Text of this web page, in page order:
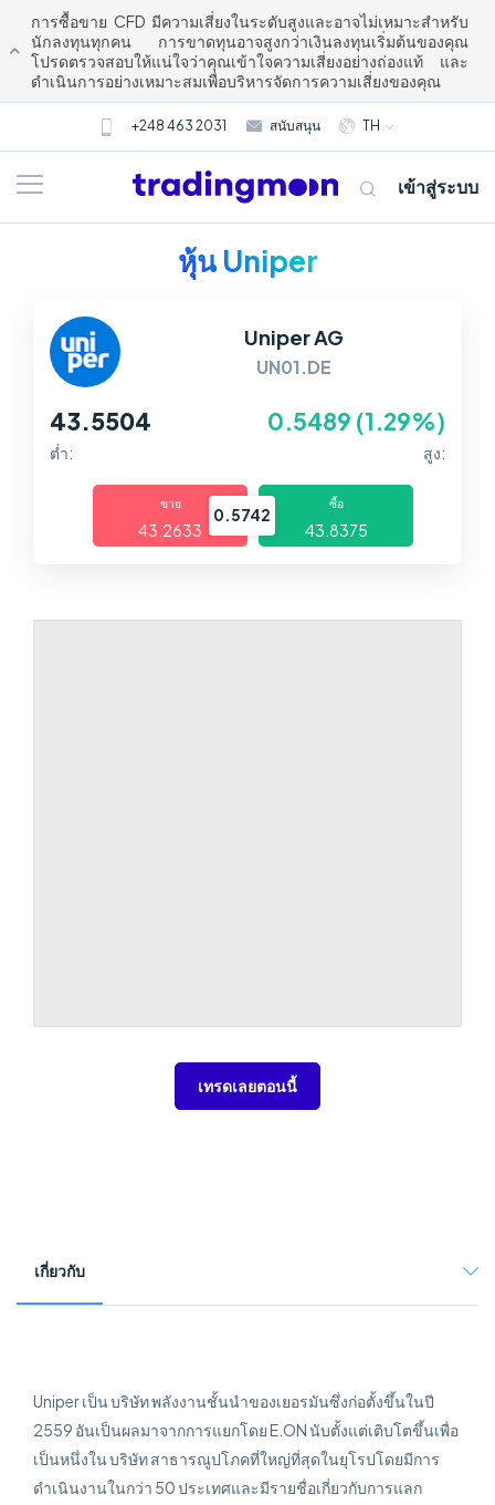
การซื้อขาย CFD มีความเสี่ยงในระดับสูงและอาจไม่เหมาะสำหรับ
นักลงทุนทุกคน การขาดทุนอาจสูงกว่าเงินลงทุนเริ่มต้นของคุณ
โปรดตรวจสอบให้แน่ใจว่าคุณเข้าใจความเสี่ยงอย่างถ่องแท้ และ
ดำเนินการอย่างเหมาะสมเพื่อบริหารจัดการความเสี่ยงของคุณ
+248 463 2031 สนับสนุน TH
เกี่ยวกับเรา
เข้าสู่ระบบ
หุ้น Uniper
Uniper AG
UN01.DE
43.5504 0.5489 (1.29%)
ต่ำ: สูง:
ขาย
43.2633
0.5742
ซื้อ
43.8375
เทรดเลยตอนนี้
เกี่ยวกับ
Uniper เป็น บริษัท พลังงานชั้นนำของเยอรมันซึ่งก่อตั้งขึ้นในปี
2559 อันเป็นผลมาจากการแยกโดย E.ON นับตั้งแต่เติบโตขึ้นเพื่อ
เป็นหนึ่งใน บริษัท สาธารณูปโภคที่ใหญ่ที่สุดในยุโรปโดยมีการ
ดำเนินงานในกว่า 50 ประเทศและมีรายชื่อเกี่ยวกับการแลก